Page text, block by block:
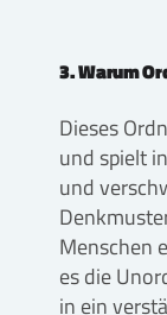
3. Warum
Dieses
und spielt
und
Menschen
es die
in ein